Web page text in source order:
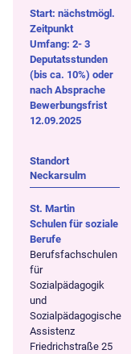
Start: nächstmögl.
Zeitpunkt
Umfang: 2- 3
Deputatsstunden
(bis ca. 10%) oder
nach Absprache
Bewerbungsfrist
12.09.2025
Standort
Neckarsulm
St. Martin
Schulen für soziale
Berufe
Berufsfachschulen
für
Sozialpädagogik
und
Sozialpädagogische
Assistenz
Friedrichstraße 25